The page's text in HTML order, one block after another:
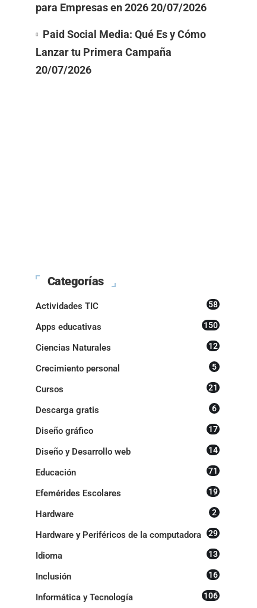
para Empresas en 2026 20/07/2026
Paid Social Media: Qué Es y Cómo
Lanzar tu Primera Campaña
20/07/2026
Categorías
Actividades TIC 58
Apps educativas 150
Ciencias Naturales 12
Crecimiento personal 5
Cursos 21
Descarga gratis 6
Diseño gráfico 17
Diseño y Desarrollo web 14
Educación 71
Efemérides Escolares 19
Hardware 2
Hardware y Periféricos de la computadora 29
Idioma 13
Inclusión 16
Informática y Tecnología 106